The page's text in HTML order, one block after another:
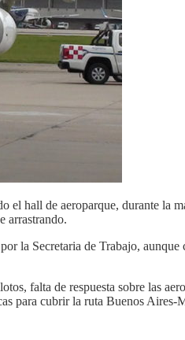
hall de aeroparque, durante la
arrastrando.
Secretaria de Trabajo, aunque
falta de respuesta sobre las
para cubrir la ruta Buenos Aires-